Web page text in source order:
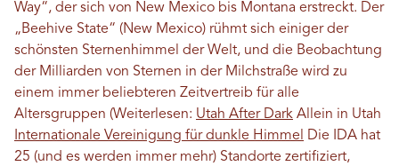
Way“, der sich von New Mexico bis Montana erstreckt. Der
„Beehive State“ (New Mexico) rühmt sich einiger der
schönsten Sternenhimmel der Welt, und die Beobachtung
der Milliarden von Sternen in der Milchstraße wird zu
einem immer beliebteren Zeitvertreib für alle
Altersgruppen (Weiterlesen: Utah After Dark Allein in Utah
Internationale Vereinigung für dunkle Himmel Die IDA hat
25 (und es werden immer mehr) Standorte zertifiziert,